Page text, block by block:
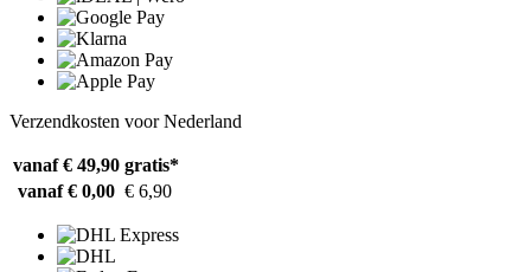
Verzendkosten voor Nederland
vanaf € 49,90 gratis*
vanaf € 0,00 € 6,90